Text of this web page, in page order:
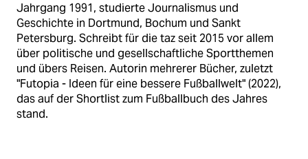
Jahrgang 1991, studierte Journalismus und
Geschichte in Dortmund, Bochum und Sankt
Petersburg. Schreibt für die taz seit 2015 vor allem
über politische und gesellschaftliche Sportthemen
und übers Reisen. Autorin mehrerer Bücher, zuletzt
"Futopia - Ideen für eine bessere Fußballwelt" (2022),
das auf der Shortlist zum Fußballbuch des Jahres
stand.